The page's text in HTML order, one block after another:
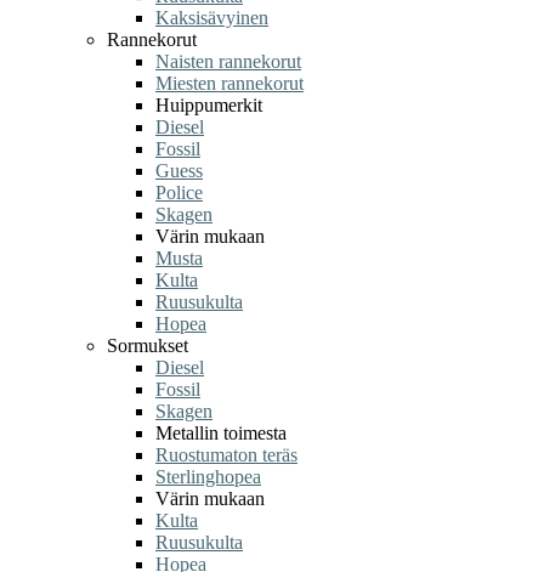
Kaksisävyinen
Rannekorut
Naisten rannekorut
Miesten rannekorut
Huippumerkit
Diesel
Fossil
Guess
Police
Skagen
Värin mukaan
Musta
Kulta
Ruusukulta
Hopea
Sormukset
Diesel
Fossil
Skagen
Metallin toimesta
Ruostumaton teräs
Sterlinghopea
Värin mukaan
Kulta
Ruusukulta
Hopea